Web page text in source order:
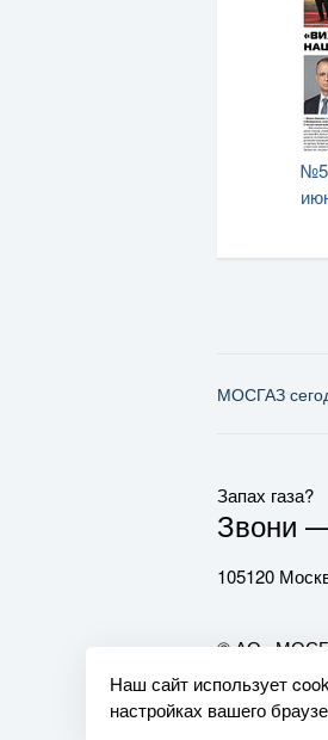
№5
МОСГАЗ
Запах газа?
Звони
105120
© АО
обязательна.
Наш сайт использует
настройках вашего